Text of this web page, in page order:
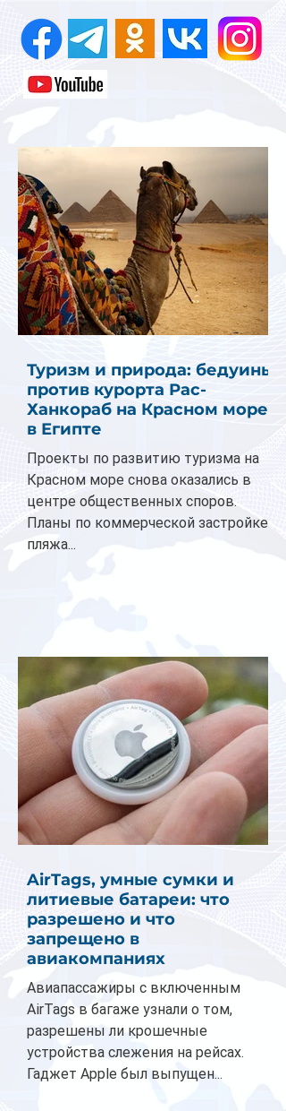
Туризм и природа: бедуины
против курорта Рас-
Ханкораб на Красном море
в Египте
Проекты по развитию туризма на
Красном море снова оказались в
центре общественных споров.
Планы по коммерческой застройке
пляжа...
AirTags, умные сумки и
литиевые батареи: что
разрешено и что
запрещено в
авиакомпаниях
Авиапассажиры с включенным
AirTags в багаже узнали о том,
разрешены ли крошечные
устройства слежения на рейсах.
Гаджет Apple был выпущен...